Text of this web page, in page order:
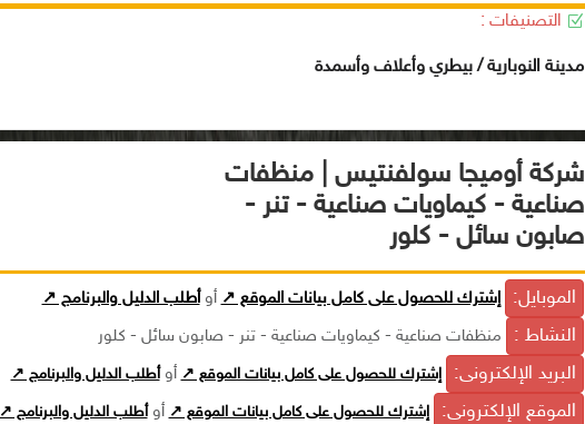
التصنيفات :
مدينة النوبارية / بيطري وأعلاف وأسمدة
شركة أوميجا سولفنتيس | منظفات
صناعية - كيماويات صناعية - تنر -
صابون سائل - كلور
الموبايل: إشترك للحصول على كامل بيانات الموقع ↗ أوأطلب الدليل والبرنامج ↗
النشاط : منظفات صناعية - كيماويات صناعية - تنر - صابون سائل - كلور
البريد الإلكترونى: إشترك للحصول على كامل بيانات الموقع ↗ أوأطلب الدليل والبرنامج ↗
الموقع الإلكترونى: إشترك للحصول على كامل بيانات الموقع ↗ أوأطلب الدليل والبرنامج ↗